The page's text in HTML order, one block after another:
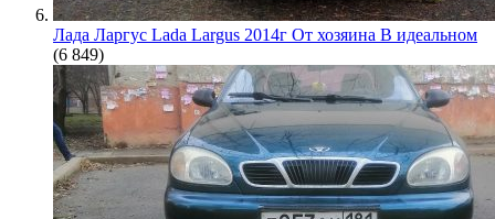
Лада Ларгус Lada Largus 2014г От хозяина В идеальном
(6 849)